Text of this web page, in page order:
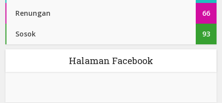
Renungan 66
Sosok 93
Halaman Facebook